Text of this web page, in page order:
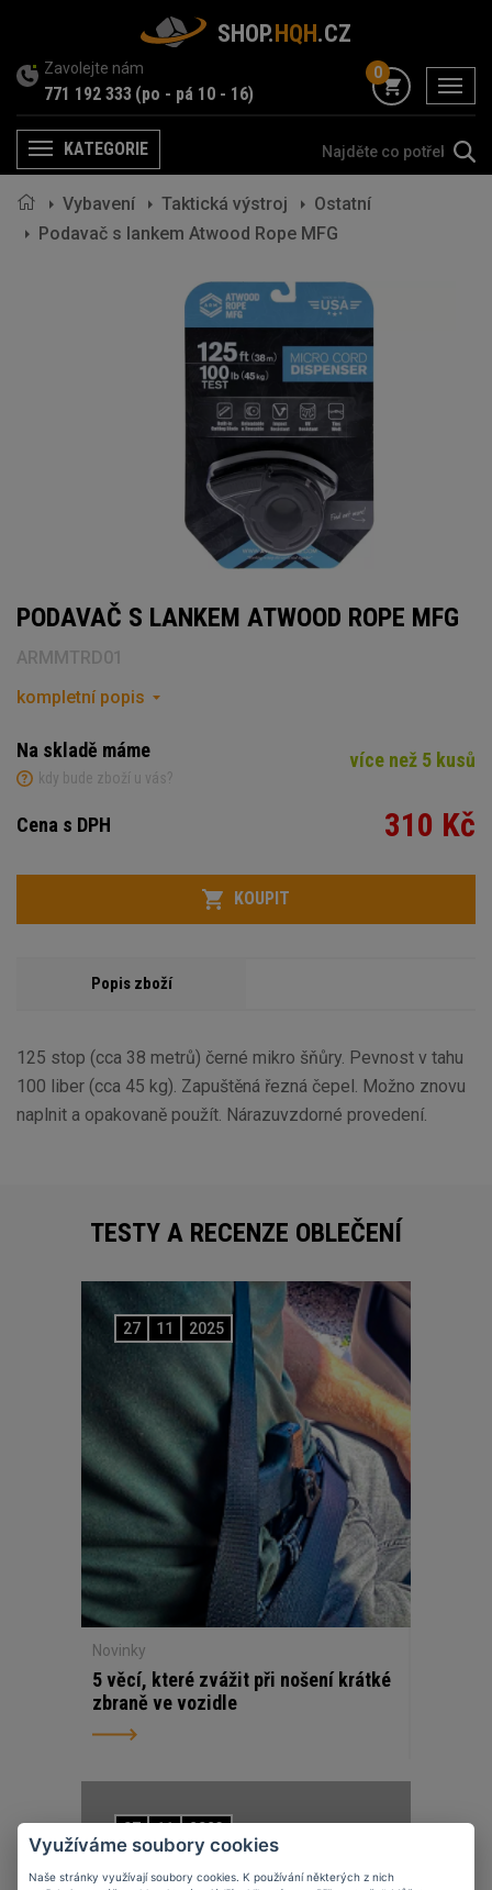
SHOP.HQH.CZ
Zavolejte nám
771 192 333 (po - pá 10 - 16) menu
0
MenuKATEGORIE
Vybavení Taktická výstroj
Ostatní
Podavač s lankem Atwood Rope MFG
PODAVAČ S LANKEM ATWOOD ROPE MFG
ARMMTRD01
kompletní popis
Na skladě máme
kdy bude zboží u vás?
více než 5 kusů
Cena s DPH 310 Kč
Počet
KOUPIT
Popis zboží
125 stop (cca 38 metrů) černé mikro šňůry. Pevnost v tahu
100 liber (cca 45 kg). Zapuštěná řezná čepel. Možno znovu
naplnit a opakovaně použít. Nárazuvzdorné provedení.
TESTY A RECENZE OBLEČENÍ
27 11 2025
Novinky
5 věcí, které zvážit při nošení krátké
zbraně ve vozidle
07 11 2023
Využíváme soubory cookies
Naše stránky využívají soubory cookies. K používání některých z nich